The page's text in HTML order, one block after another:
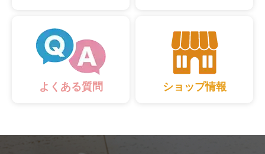
よくある質問 ショップ情報